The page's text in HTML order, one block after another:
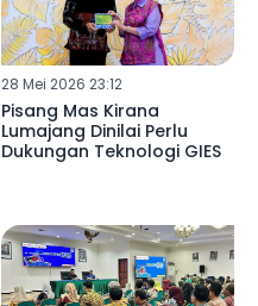
28 Mei 2026 23:12
Pisang Mas Kirana
Lumajang Dinilai Perlu
Dukungan Teknologi GIES